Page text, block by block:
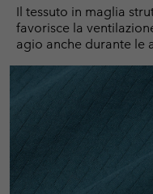
Il tessuto in maglia
favorisce la
agio anche durante le